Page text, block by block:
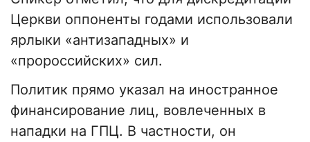
Церкви оппоненты годами использовали
ярлыки «антизападных» и
«пророссийских» сил.
Политик прямо указал на иностранное
финансирование лиц, вовлеченных в
нападки на ГПЦ. В частности, он